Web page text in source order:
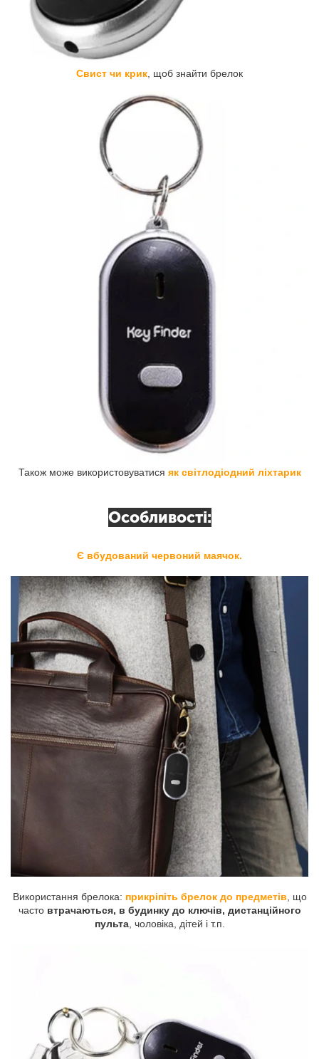
Свист чи крик , щоб знайти брелок
Також може використовуватися як світлодіодний ліхтарик
Особливості:
Є вбудований червоний маячок.
Використання брелока: прикріпіть брелок до предметів , що
часто втрачаються, в будинку до ключів, дистанційного
пульта, чоловіка, дітей і т.п.